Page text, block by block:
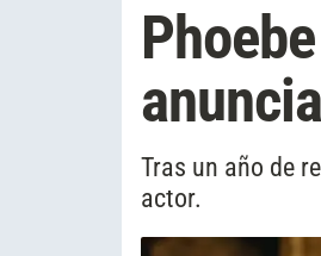
Tras un año de
actor.